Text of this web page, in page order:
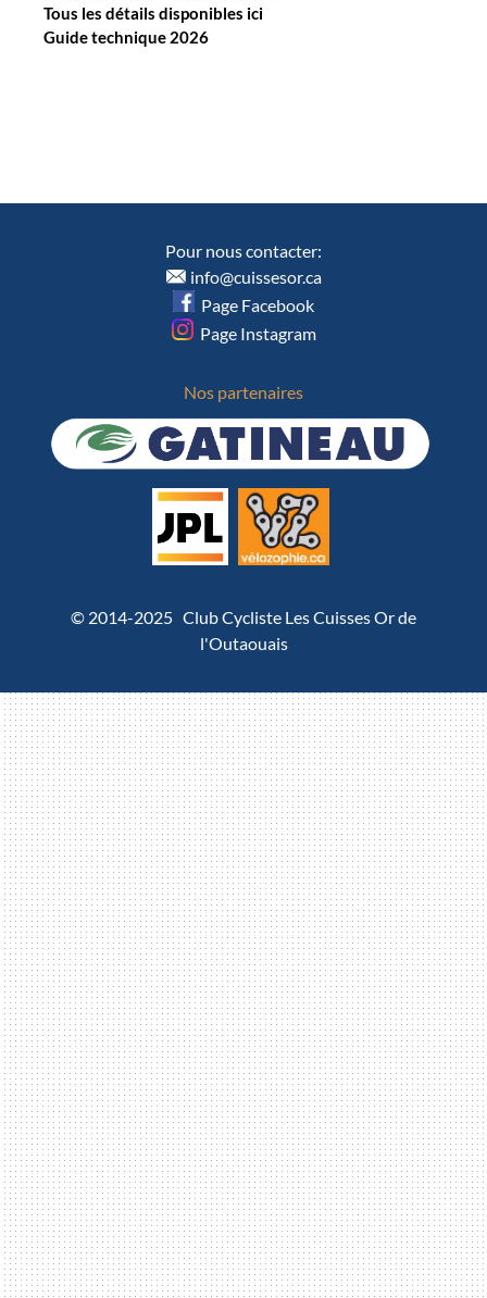
Tous les détails disponibles ici
Guide technique 2026
Nos partenaires
© 2014-2025 Club Cycliste Les Cuisses Or de
l'Outaouais
Pour nous contacter:
info@cuissesor.ca
Page Facebook
Page Instagram